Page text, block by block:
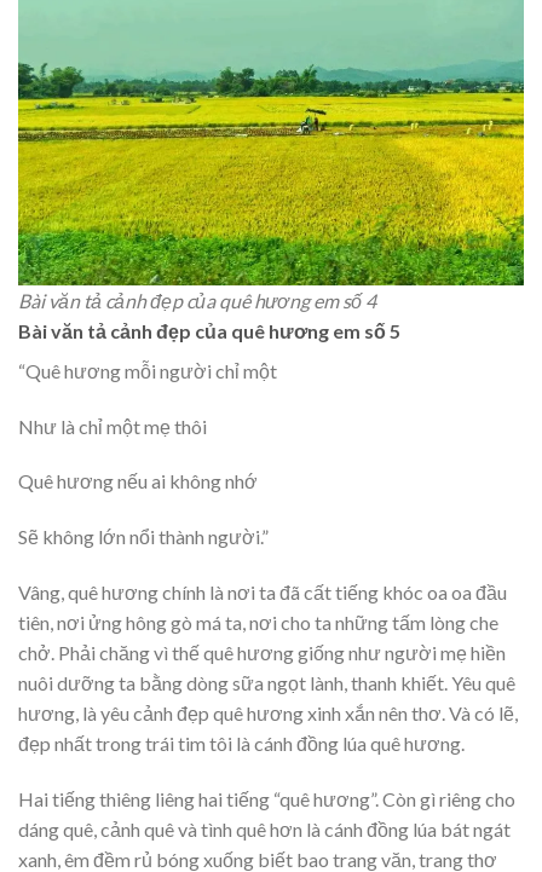
Bài văn tả cảnh đẹp của quê hương em số 4
Bài văn tả cảnh đẹp của quê hương em số 5
“Quê hương mỗi người chỉ một
Như là chỉ một mẹ thôi
Quê hương nếu ai không nhớ
Sẽ không lớn nổi thành người.”
Vâng, quê hương chính là nơi ta đã cất tiếng khóc oa oa đầu
tiên, nơi ửng hông gò má ta, nơi cho ta những tấm lòng che
chở. Phải chăng vì thế quê hương giống như người mẹ hiền
nuôi dưỡng ta bằng dòng sữa ngọt lành, thanh khiết. Yêu quê
hương, là yêu cảnh đẹp quê hương xinh xắn nên thơ. Và có lẽ,
đẹp nhất trong trái tim tôi là cánh đồng lúa quê hương.
Hai tiếng thiêng liêng hai tiếng “quê hương”. Còn gì riêng cho
dáng quê, cảnh quê và tình quê hơn là cánh đồng lúa bát ngát
xanh, êm đềm rủ bóng xuống biết bao trang văn, trang thơ